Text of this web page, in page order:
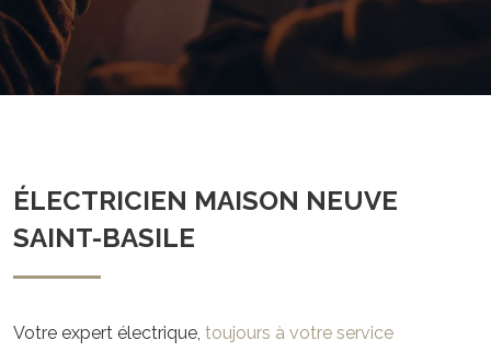
ÉLECTRICIEN MAISON NEUVE
SAINT-BASILE
Votre expert électrique, toujours à votre service